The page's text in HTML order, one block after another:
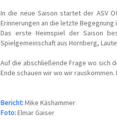
In die neue Saison startet der ASV
Erinnerungen an die letzte Begegnung
Das erste Heimspiel der Saison
Spielgemeinschaft aus Hornberg,
Auf die abschließende Frage wo sich
Ende schauen wir wo wir
Bericht:Mike Käshammer
Foto:Elmar Gaiser